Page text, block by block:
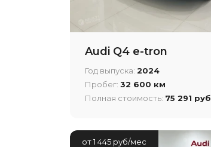
Audi Q4 e-tron
Год выпуска: 2024
Пробег: 32 600 км
Полная стоимость: 75 291 руб
от 1 445 руб/мес